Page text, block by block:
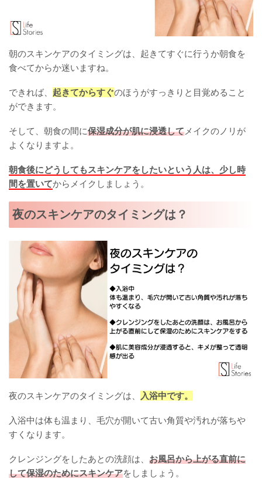
朝のスキンケアのタイミングは、起きてすぐに行うか朝食を
食べてからか迷いますね。
できれば、 起きてからすぐのほうがすっきりと目覚めること
ができます。
そして、朝食の間に保湿成分が肌に浸透してメイクのノリが
よくなりますよ。
朝食後にどうしてもスキンケアをしたいという人は、少し時
間を置いてからメイクしましょう。
夜のスキンケアのタイミングは？
夜のスキンケアのタイミングは、 入浴中です。
入浴中は体も温まり、毛穴が開いて古い角質や汚れが落ちや
すくなります。
クレンジングをしたあとの洗顔は、 お風呂から上がる直前に
して保湿のためにスキンケアをしましょう。